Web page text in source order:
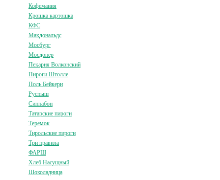
Кофемания
Крошка картошка
КФС
Макдональдс
Мосбург
Мосдонер
Пекарня Волконский
Пироги Штолле
Поль Бейкери
Руспыш
Синнабон
Татарские пироги
Теремок
Тирольские пироги
Три правила
ФАРШ
Хлеб Насущный
Шоколадница